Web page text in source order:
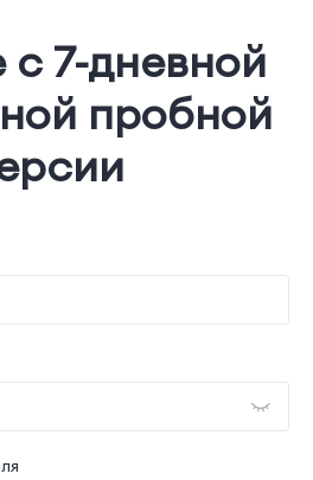
с 7-дневной
пробной